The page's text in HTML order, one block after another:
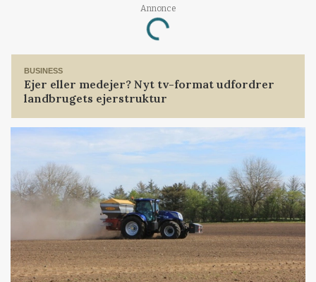
Annonce
Loading...
BUSINESS
Ejer eller medejer? Nyt tv-format udfordrer
landbrugets ejerstruktur